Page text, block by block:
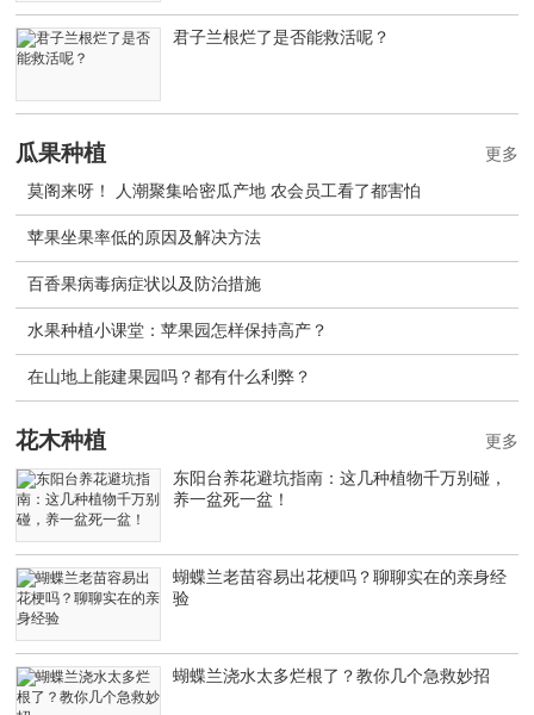
君子兰根烂了是否能救活呢？
瓜果种植
莫阁来呀！ 人潮聚集哈密瓜产地 农会员工看了都害怕
苹果坐果率低的原因及解决方法
百香果病毒病症状以及防治措施
水果种植小课堂：苹果园怎样保持高产？
在山地上能建果园吗？都有什么利弊？
更多
花木种植
东阳台养花避坑指南：这几种植物千万别碰，
养一盆死一盆！
蝴蝶兰老苗容易出花梗吗？聊聊实在的亲身经
验
蝴蝶兰浇水太多烂根了？教你几个急救妙招
更多